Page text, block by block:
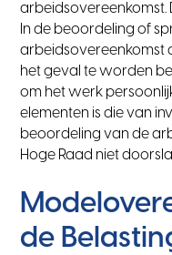
arbeidsovereenkomst.
In de beoordeling of
arbeidsovereenkomst
het geval te worden
om het werk
elementen is die van
beoordeling van de
Hoge Raad niet
de